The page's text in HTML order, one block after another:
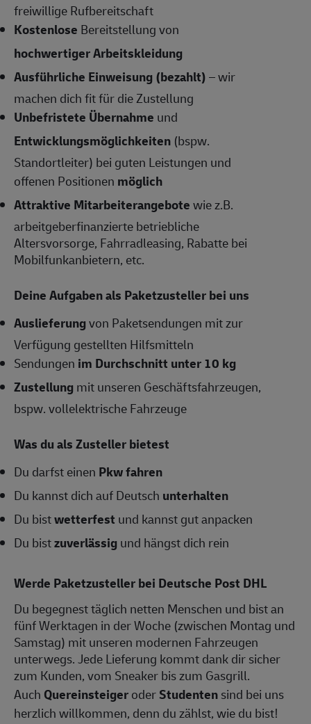
freiwillige Rufbereitschaft
Kostenlose Bereitstellung von
hochwertiger Arbeitskleidung
Ausführliche Einweisung (bezahlt)– wir
machen dich fit für die Zustellung
Unbefristete Übernahme und
Entwicklungsmöglichkeiten (bspw.
Standortleiter) bei guten Leistungen und
offenen Positionen möglich
Attraktive Mitarbeiterangebotewie z.B.
arbeitgeberfinanzierte betriebliche
Altersvorsorge, Fahrradleasing, Rabatte bei
Mobilfunkanbietern, etc.
Deine Aufgaben als Paketzusteller bei uns
Auslieferungvon Paketsendungen mit zur
Verfügung gestellten Hilfsmitteln
Sendungen im Durchschnitt unter 10 kg
Zustellungmit unseren Geschäftsfahrzeugen,
bspw. vollelektrische Fahrzeuge
Was du als Zusteller bietest
Du darfst einen Pkw fahren
Du kannst dich auf Deutsch unterhalten
Du bistwetterfest und kannst gut anpacken
Du bistzuverlässigund hängst dich rein
Werde Paketzusteller bei Deutsche Post DHL
Du begegnest täglich netten Menschen und bist an
fünf Werktagen in der Woche (zwischen Montag und
Samstag) mit unseren modernen Fahrzeugen
unterwegs. Jede Lieferung kommt dank dir sicher
zum Kunden, vom Sneaker bis zum Gasgrill.
Auch QuereinsteigeroderStudentensind bei uns
herzlich willkommen, denn du zählst, wie du bist!